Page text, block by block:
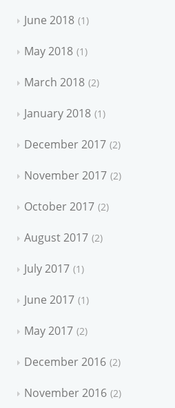
June 2018 1
May 2018 1
March 2018 2
January 2018 1
December 2017 2
November 2017 2
October 2017 2
August 2017 2
July 2017 1
June 2017 1
May 2017 2
December 2016 2
November 2016 2